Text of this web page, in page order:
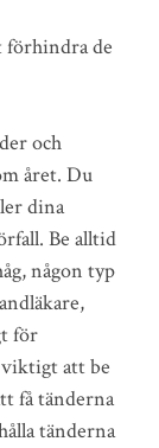
förhindra de
och
året. Du
dina
Be alltid
någon typ
för
att be
få tänderna
tänderna